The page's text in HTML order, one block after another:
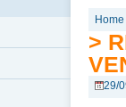
Home
>
29/